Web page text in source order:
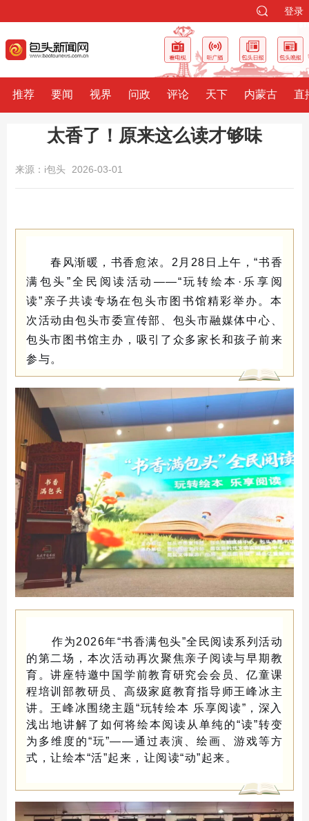
登录
推荐 要闻 视界 问政 评论 天下 内蒙古 直
太香了！原来这么读才够味
来源：i包头 2026-03-01
春风渐暖，书香愈浓。2月28日上午，“书香
满包头”全民阅读活动——“玩转绘本·乐享阅
读”亲子共读专场在包头市图书馆精彩举办。本
次活动由包头市委宣传部、包头市融媒体中心、
包头市图书馆主办，吸引了众多家长和孩子前来
参与。
作为2026年“书香满包头”全民阅读系列活动
的第二场，本次活动再次聚焦亲子阅读与早期教
育。讲座特邀中国学前教育研究会会员、亿童课
程培训部教研员、高级家庭教育指导师王峰冰主
讲。王峰冰围绕主题“玩转绘本 乐享阅读”，深入
浅出地讲解了如何将绘本阅读从单纯的“读”转变
为多维度的“玩”——通过表演、绘画、游戏等方
式，让绘本“活”起来，让阅读“动”起来。